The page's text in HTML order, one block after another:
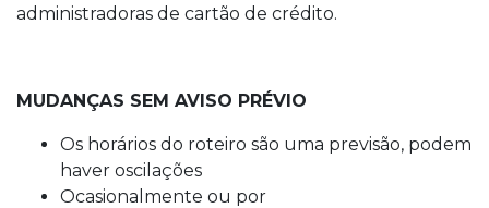
administradoras de cartão de crédito.
MUDANÇAS SEM AVISO PRÉVIO
Os horários do roteiro são uma previsão, podem
haver oscilações
Ocasionalmente ou por